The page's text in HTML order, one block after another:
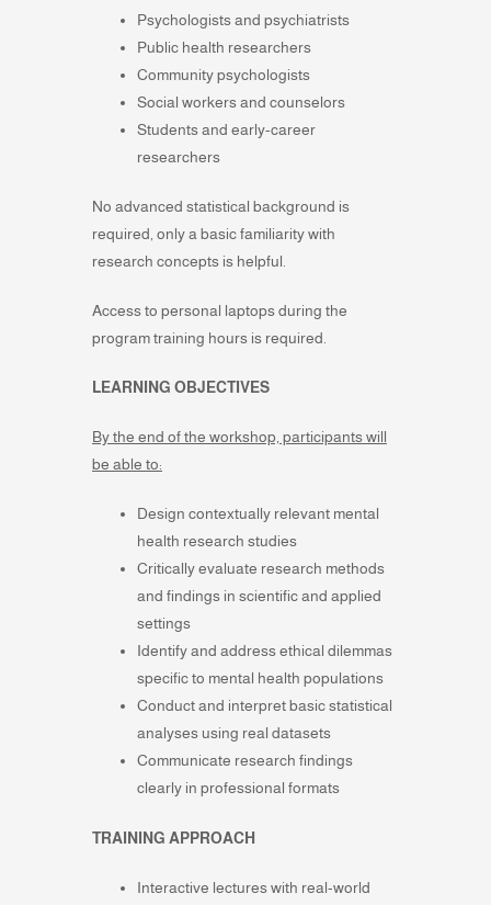
Psychologists and psychiatrists
Public health researchers
Community psychologists
Social workers and counselors
Students and early-career
researchers
No advanced statistical background is
required, only a basic familiarity with
research concepts is helpful.
Access to personal laptops during the
program training hours is required.
LEARNING OBJECTIVES
By the end of the workshop, participants will
be able to:
Design contextually relevant mental
health research studies
Critically evaluate research methods
and findings in scientific and applied
settings
Identify and address ethical dilemmas
specific to mental health populations
Conduct and interpret basic statistical
analyses using real datasets
Communicate research findings
clearly in professional formats
TRAINING APPROACH
Interactive lectures with real-world